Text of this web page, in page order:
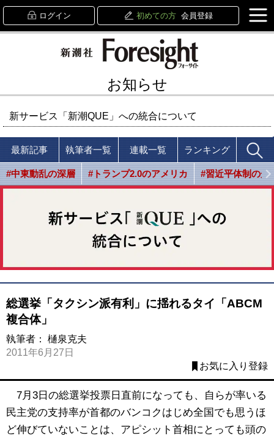
ログイン 初めての方 会員登録
お知らせ
新サービス「新潮QUE」への統合について
最新記事 執筆者一覧 連載一覧 ランキング
#中東動乱の深層 #トランプ2.0のアメリカ #習近平体制の光
総選挙「タクシン派有利」に揺れるタイ「ABCM
複合体」
執筆者： 樋泉克夫
2011年6月27日
お気に入り登録
7月3日の総選挙投票日直前になっても、自らが率いる
民主党の支持率が首都のバンコクはじめ全国でも思うほ
ど伸びていないことは、アピシット首相にとっても頭の